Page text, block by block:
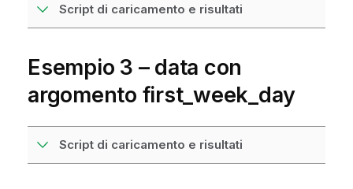
Script di caricamento e risultati
Esempio 3 – data con
argomento first_week_day
Script di caricamento e risultati